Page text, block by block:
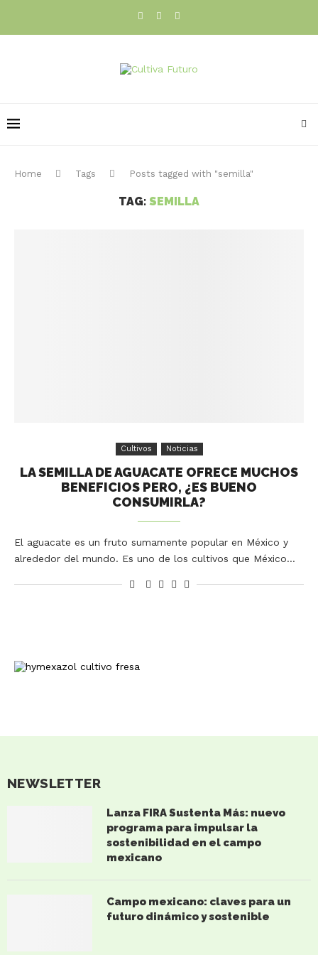
Home Tags Posts tagged with "semilla"
TAG: SEMILLA
Cultivos Noticias
LA SEMILLA DE AGUACATE OFRECE MUCHOS
BENEFICIOS PERO, ¿ES BUENO
CONSUMIRLA?
El aguacate es un fruto sumamente popular en México y
alrededor del mundo. Es uno de los cultivos que México…
NEWSLETTER
Lanza FIRA Sustenta Más: nuevo
programa para impulsar la
sostenibilidad en el campo
mexicano
Campo mexicano: claves para un
futuro dinámico y sostenible